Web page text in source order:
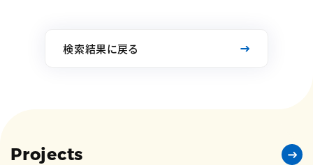
検索結果に戻る
Projects